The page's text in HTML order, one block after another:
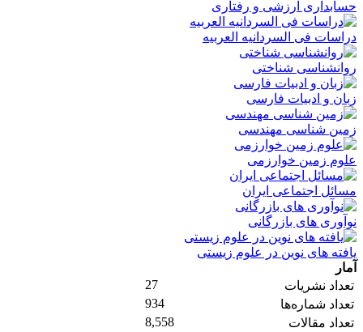
حسابداری ارزشی و رفتاری
دراسات فی السردانیه العربیه
روانشناسی شناختی
زبان و ادبیات فارسی
زمین شناسی مهندسی
علوم زمین خوارزمی
مسائل اجتماعی ایران
نوآوری های بازرگانی
یافته های نوین در علوم زیستی
آمار
تعداد نشریات
27
تعداد شماره‌ها
934
تعداد مقالات
8,558